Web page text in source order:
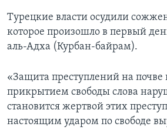
Турецкие власти осудили
которое произошло в первый
аль-Адха (Курбан-байрам).
«Защита преступлений на почве
прикрытием свободы слова
становится жертвой этих
настоящим ударом по свободе